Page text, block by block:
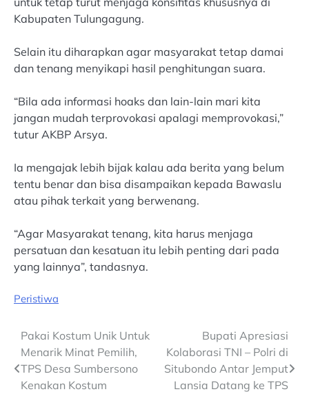
Kabupaten Tulungagung.
Selain itu diharapkan agar masyarakat tetap damai
dan tenang menyikapi hasil penghitungan suara.
“Bila ada informasi hoaks dan lain-lain mari kita
jangan mudah terprovokasi apalagi memprovokasi,”
tutur AKBP Arsya.
Ia mengajak lebih bijak kalau ada berita yang belum
tentu benar dan bisa disampaikan kepada Bawaslu
atau pihak terkait yang berwenang.
“Agar Masyarakat tenang, kita harus menjaga
persatuan dan kesatuan itu lebih penting dari pada
yang lainnya”, tandasnya.
Peristiwa
Post
navigation
Pakai Kostum Unik Untuk
Menarik Minat Pemilih,
TPS Desa Sumbersono
Kenakan Kostum
Bupati Apresiasi
Kolaborasi TNI – Polri di
Situbondo Antar Jemput
Lansia Datang ke TPS